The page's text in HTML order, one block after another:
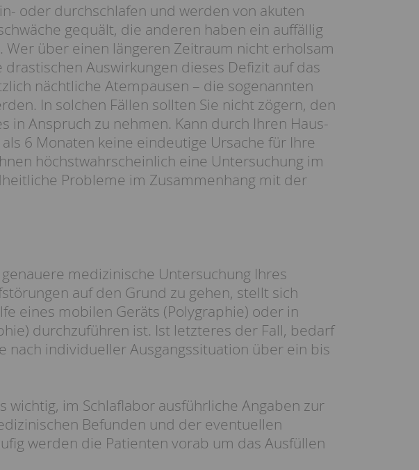
oder durchschlafen und werden von akuten
gequält, die anderen haben ein auffällig
über einen längeren Zeitraum nicht erholsam
Auswirkungen dieses Defizit auf das
nächtliche Atempausen – die sogenannten
In solchen Fällen sollten Sie nicht zögern, den
in Anspruch zu nehmen. Kann durch Ihren Haus-
6 Monaten keine eindeutige Ursache für Ihre
höchstwahrscheinlich eine Untersuchung im
Probleme im Zusammenhang mit der
medizinische Untersuchung Ihres
auf den Grund zu gehen, stellt sich
eines mobilen Geräts (Polygraphie) oder in
durchzuführen ist. Ist letzteres der Fall, bedarf
nach individueller Ausgangssituation über ein bis
im Schlaflabor ausführliche Angaben zur
Befunden und der eventuellen
werden die Patienten vorab um das Ausfüllen